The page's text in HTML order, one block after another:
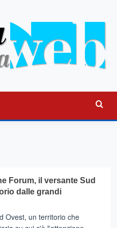
Forum, il versante Sud
dalle grandi
Ovest, un territorio che